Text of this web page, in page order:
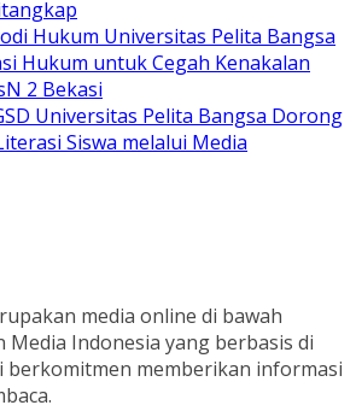
Hukum Universitas Pelita Bangsa
Hukum untuk Cegah Kenakalan
2 Bekasi
Universitas Pelita Bangsa Dorong
Siswa melalui Media
media online di bawah
Media Indonesia yang berbasis di
berkomitmen memberikan informasi